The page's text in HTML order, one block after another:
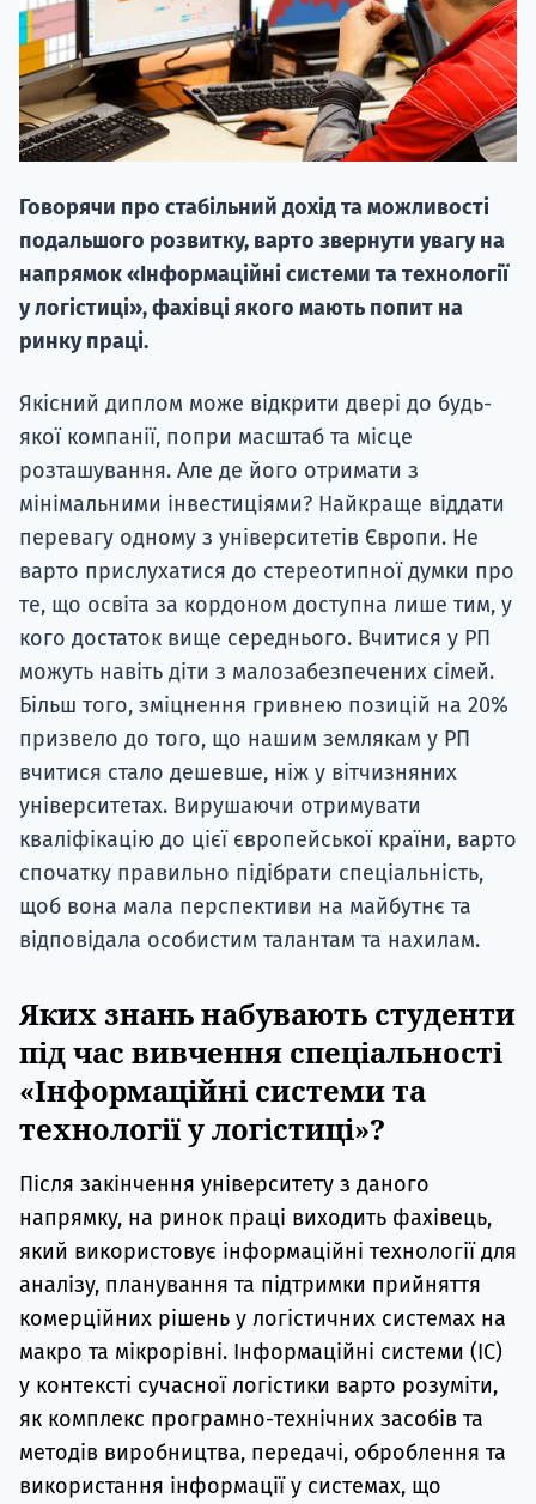
Говорячи про стабільний дохід та можливості
подальшого розвитку, варто звернути увагу на
напрямок «Інформаційні системи та технології
у логістиці», фахівці якого мають попит на
ринку праці.
Якісний диплом може відкрити двері до будь-
якої компанії, попри масштаб та місце
розташування. Але де його отримати з
мінімальними інвестиціями? Найкраще віддати
перевагу одному з університетів Європи. Не
варто прислухатися до стереотипної думки про
те, що освіта за кордоном доступна лише тим, у
кого достаток вище середнього. Вчитися у РП
можуть навіть діти з малозабезпечених сімей.
Більш того, зміцнення гривнею позицій на 20%
призвело до того, що нашим землякам у РП
вчитися стало дешевше, ніж у вітчизняних
університетах. Вирушаючи отримувати
кваліфікацію до цієї європейської країни, варто
спочатку правильно підібрати спеціальність,
щоб вона мала перспективи на майбутнє та
відповідала особистим талантам та нахилам.
Яких знань набувають студенти
під час вивчення спеціальності
«Інформаційні системи та
технології у логістиці»?
Після закінчення університету з даного
напрямку, на ринок праці виходить фахівець,
який використовує інформаційні технології для
аналізу, планування та підтримки прийняття
комерційних рішень у логістичних системах на
макро та мікрорівні. Інформаційні системи (ІС)
у контексті сучасної логістики варто розуміти,
як комплекс програмно-технічних засобів та
методів виробництва, передачі, оброблення та
використання інформації у системах, що
НАБІР
вступ на